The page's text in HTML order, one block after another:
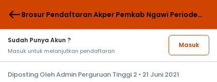
westBrosur Pendaftaran Akper Pemkab Ngawi Periode
Sudah Punya Akun ?
Masuk untuk melanjutkan pendaftaran
Masuk
Diposting Oleh Admin Perguruan Tinggi 2 • 21 Juni 2021